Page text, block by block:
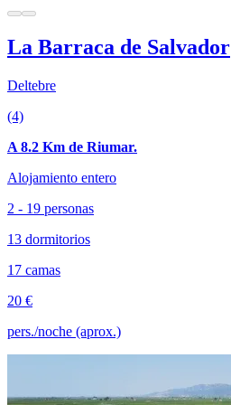
La Barraca de Salvador
Deltebre
(4)
A 8.2 Km de Riumar.
Alojamiento entero
2 - 19 personas
13 dormitorios
17 camas
20 €
pers./noche (aprox.)